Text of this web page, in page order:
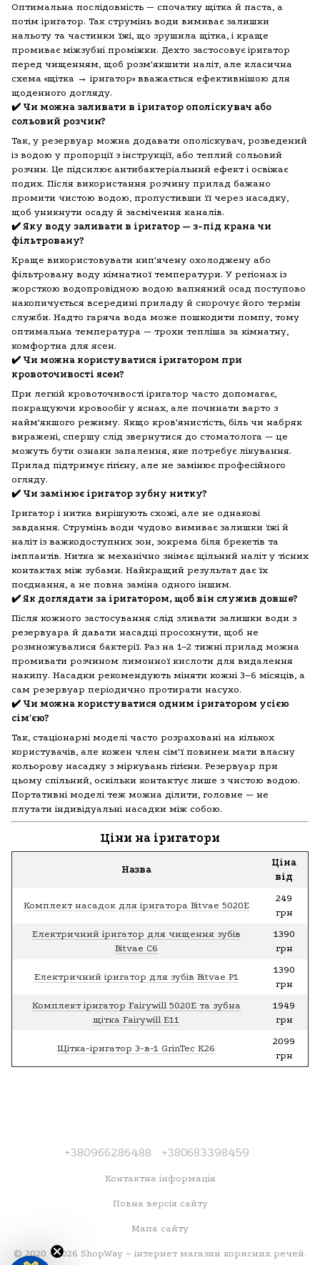
Оптимальна послідовність — спочатку щітка й паста, а
потім іригатор. Так струмінь води вимиває залишки
нальоту та частинки їжі, що зрушила щітка, і краще
промиває міжзубні проміжки. Дехто застосовує іригатор
перед чищенням, щоб розм'якшити наліт, але класична
схема «щітка → іригатор» вважається ефективнішою для
щоденного догляду.
✔️ Чи можна заливати в іригатор ополіскувач або
сольовий розчин?
Так, у резервуар можна додавати ополіскувач, розведений
із водою у пропорції з інструкції, або теплий сольовий
розчин. Це підсилює антибактеріальний ефект і освіжає
подих. Після використання розчину прилад бажано
промити чистою водою, пропустивши її через насадку,
щоб уникнути осаду й засмічення каналів.
✔️ Яку воду заливати в іригатор — з-під крана чи
фільтровану?
Краще використовувати кип'ячену охолоджену або
фільтровану воду кімнатної температури. У регіонах із
жорсткою водопровідною водою вапняний осад поступово
накопичується всередині приладу й скорочує його термін
служби. Надто гаряча вода може пошкодити помпу, тому
оптимальна температура — трохи тепліша за кімнатну,
комфортна для ясен.
✔️ Чи можна користуватися іригатором при
кровоточивості ясен?
При легкій кровоточивості іригатор часто допомагає,
покращуючи кровообіг у яснах, але починати варто з
найм'якшого режиму. Якщо кров'янистість, біль чи набряк
виражені, спершу слід звернутися до стоматолога — це
можуть бути ознаки запалення, яке потребує лікування.
Прилад підтримує гігієну, але не замінює професійного
огляду.
✔️ Чи замінює іригатор зубну нитку?
Іригатор і нитка вирішують схожі, але не однакові
завдання. Струмінь води чудово вимиває залишки їжі й
наліт із важкодоступних зон, зокрема біля брекетів та
імплантів. Нитка ж механічно знімає щільний наліт у тісних
контактах між зубами. Найкращий результат дає їх
поєднання, а не повна заміна одного іншим.
✔️ Як доглядати за іригатором, щоб він служив довше?
Після кожного застосування слід зливати залишки води з
резервуара й давати насадці просохнути, щоб не
розмножувалися бактерії. Раз на 1–2 тижні прилад можна
промивати розчином лимонної кислоти для видалення
накипу. Насадки рекомендують міняти кожні 3–6 місяців, а
сам резервуар періодично протирати насухо.
✔️ Чи можна користуватися одним іригатором усією
сім'єю?
Так, стаціонарні моделі часто розраховані на кількох
користувачів, але кожен член сім'ї повинен мати власну
кольорову насадку з міркувань гігієни. Резервуар при
цьому спільний, оскільки контактує лише з чистою водою.
Портативні моделі теж можна ділити, головне — не
плутати індивідуальні насадки між собою.
Ціни на іригатори
Назва
Ціна
від
Комплект насадок для іригатора Bitvae 5020E
249
грн
Електричний іригатор для чищення зубів
Bitvae C6
1390
грн
Електричний іригатор для зубів Bitvae P1
1390
грн
Комплект іригатор Fairywill 5020E та зубна
щітка Fairywill E11
1949
грн
Щітка-іригатор 3-в-1 GrinTec K26
2099
грн
+380966286488 +380683398459
Контактна інформація
Повна версія сайту
Мапа сайту
© 2020 - 2026 ShopWay – інтернет магазин корисних речей.